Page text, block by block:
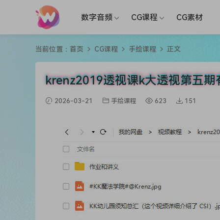
数字音频 CG课程 CG素材
当前位置： 首页 CG课程 手绘课程 正文
krenz2019透视课k大透视第五期
2026-03-21 手绘课程 623 151